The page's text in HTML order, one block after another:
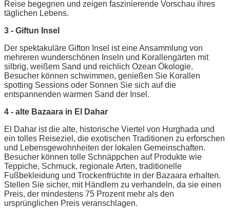
Reise begegnen und zeigen faszinierende Vorschau ihres
täglichen Lebens.
3 - Giftun Insel
Der spektakuläre Gifton Insel ist eine Ansammlung von
mehreren wunderschönen Inseln und Korallengärten mit
silbrig, weißem Sand und reichlich Ozean Ökologie.
Besucher können schwimmen, genießen Sie Korallen
spotting Sessions oder Sonnen Sie sich auf die
entspannenden warmen Sand der Insel.
4 - alte Bazaara in El Dahar
El Dahar ist die alte, historische Viertel von Hurghada und
ein tolles Reiseziel, die exotischen Traditionen zu erforschen
und Lebensgewohnheiten der lokalen Gemeinschaften.
Besucher können tolle Schnäppchen auf Produkte wie
Teppiche, Schmuck, regionale Arten, traditionelle
Fußbekleidung und Trockenfrüchte in der Bazaara erhalten.
Stellen Sie sicher, mit Händlern zu verhandeln, da sie einen
Preis, der mindestens 75 Prozent mehr als den
ursprünglichen Preis veranschlagen.